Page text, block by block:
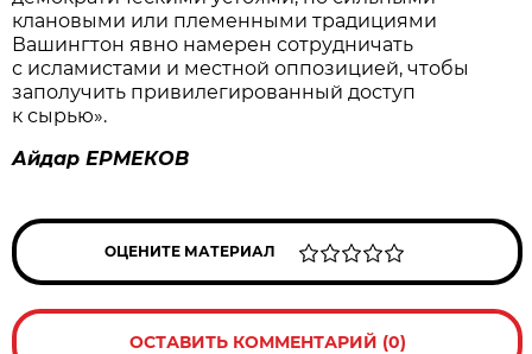
клановыми или племенными традициями
Вашингтон явно намерен сотрудничать
с исламистами и местной оппозицией, чтобы
заполучить привилегированный доступ
к сырью».
Айдар ЕРМЕКОВ
ОЦЕНИТЕ МАТЕРИАЛ
ОСТАВИТЬ КОММЕНТАРИЙ (0)